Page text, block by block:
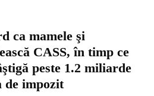
ca mamele şi
CASS, în timp ce
peste 1.2 miliarde
de impozit